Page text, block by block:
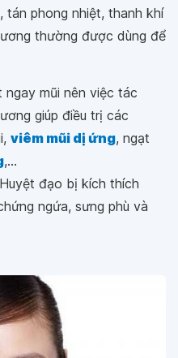
phong nhiệt, thanh khí
thường được dùng để
ngay mũi nên việc tác
giúp điều trị các
viêm mũi dị ứng, ngạt
,...
đạo bị kích thích
ngứa, sưng phù và